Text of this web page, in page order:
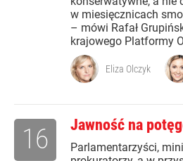
w miesięcznicach
– mówi Rafał
krajowego Platformy
Eliza Olczyk
Jawność na
Parlamentarzyści,
16